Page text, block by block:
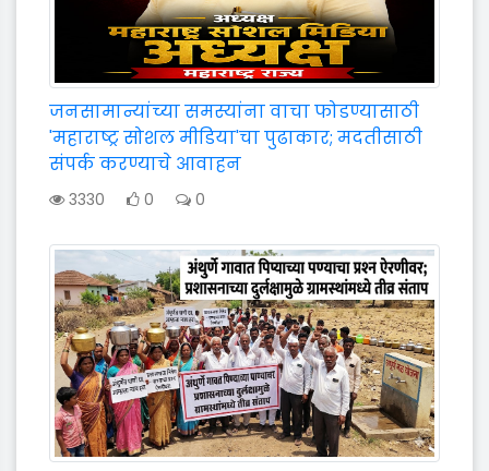
जनसामान्यांच्या समस्यांना वाचा फोडण्यासाठी
'महाराष्ट्र सोशल मीडिया'चा पुढाकार; मदतीसाठी
संपर्क करण्याचे आवाहन
3330 0 0